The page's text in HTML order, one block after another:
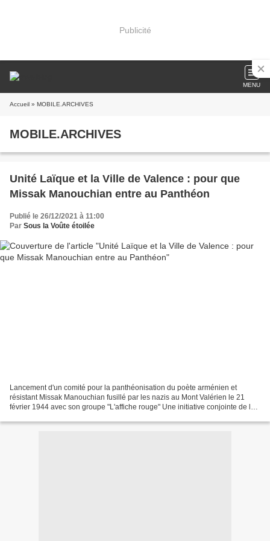
Publicité
MENU
Accueil » MOBILE.ARCHIVES
MOBILE.ARCHIVES
Unité Laïque et la Ville de Valence : pour que
Missak Manouchian entre au Panthéon
Publié le 26/12/2021 à 11:00
Par Sous la Voûte étoilée
Lancement d'un comité pour la panthéonisation du poète arménien et
résistant Missak Manouchian fusillé par les nazis au Mont Valérien le 21
février 1944 avec son groupe "L'affiche rouge" Une initiative conjointe de la